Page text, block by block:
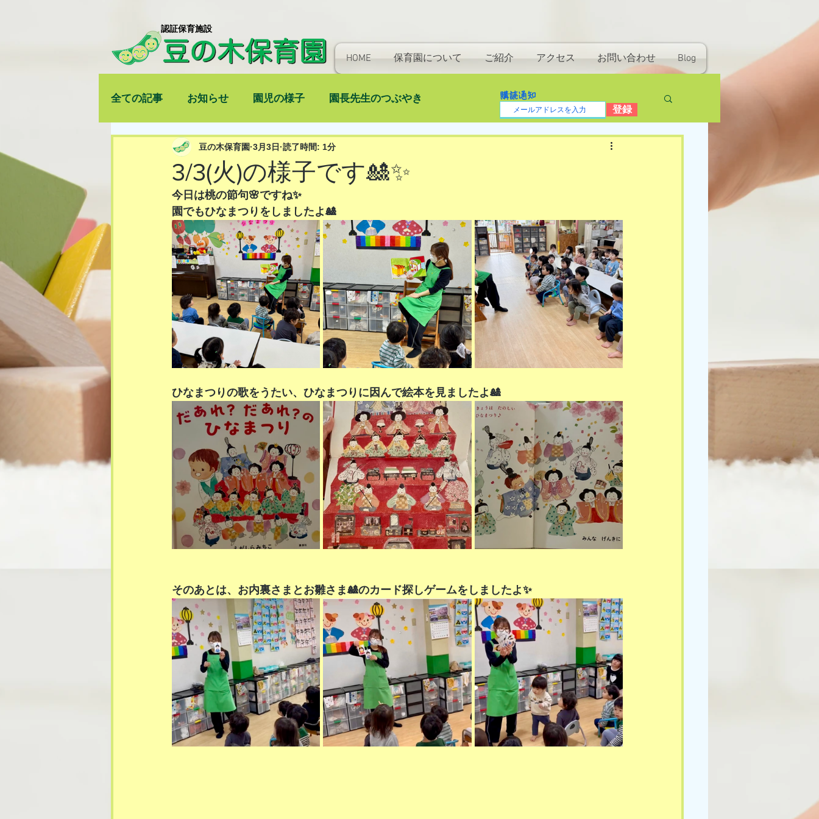
​認証保育施設
HOME 保育園について ご紹介 アクセス お問い合わせ Blog
全ての記事 お知らせ 園児の様子 園長先生のつぶやき
3/3(火)の様子です🎎✨
豆の木保育園 3月3日 読了時間: 1分
今日は桃の節句🌸ですね✨
園でもひなまつりをしましたよ🎎
ひなまつりの歌をうたい、ひなまつりに因んで絵本を見ましたよ🎎
そのあとは、お内裏さまとお雛さま🎎のカード探しゲームをしましたよ✨
購読通知
登録